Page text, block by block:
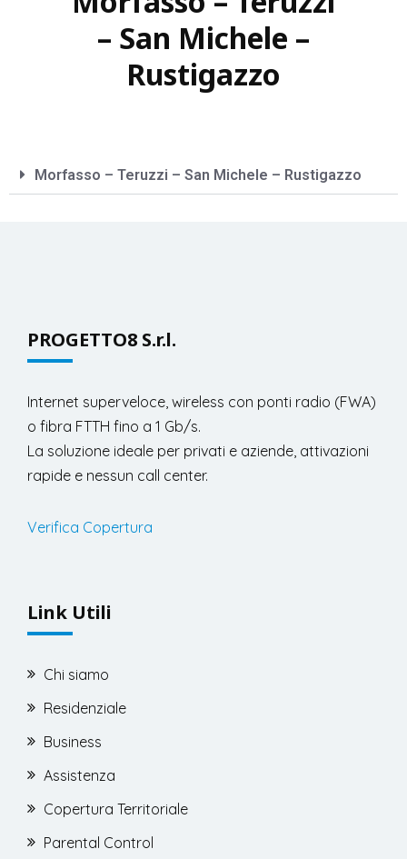
– San Michele –
Rustigazzo
Morfasso – Teruzzi – San Michele – Rustigazzo
PROGETTO8 S.r.l.
Internet superveloce, wireless con ponti radio (FWA)
o fibra FTTH fino a 1 Gb/s.
La soluzione ideale per privati e aziende, attivazioni
rapide e nessun call center.
Verifica Copertura
Link Utili
Chi siamo
Residenziale
Business
Assistenza
Copertura Territoriale
Parental Control